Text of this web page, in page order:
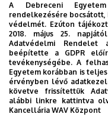
Központi telefonszám,
+36 52 512 900 /
+36 52 411 717
Email
Cím
4032 Debrecen
A Debreceni
rendelkezésére
védelmét. Ezúton
2018. május 25.
Adatvédelmi Rendelet
beépítette a GDPR
tevékenységébe. A
Egyetem korábban is
érvényben lévő
követve frissítettük
alábbi linkre kattintva
Kancellária WAV Központ